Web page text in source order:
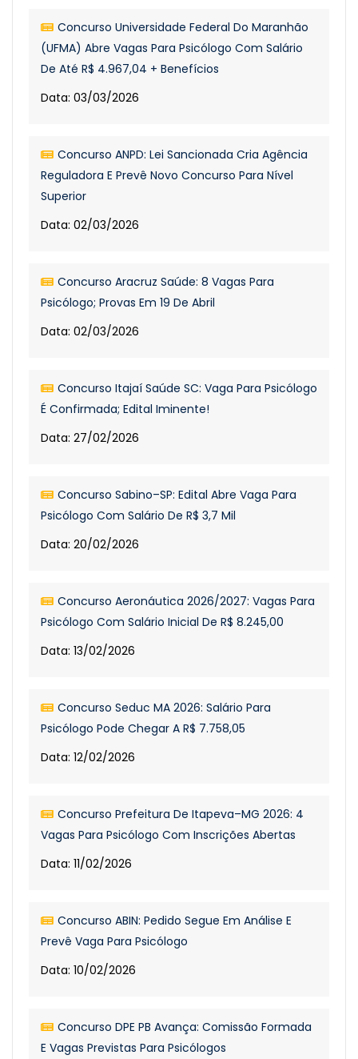
Concurso Universidade Federal Do Maranhão
(UFMA) Abre Vagas Para Psicólogo Com Salário
De Até R$ 4.967,04 + Benefícios
Data: 03/03/2026
Concurso ANPD: Lei Sancionada Cria Agência
Reguladora E Prevê Novo Concurso Para Nível
Superior
Data: 02/03/2026
Concurso Aracruz Saúde: 8 Vagas Para
Psicólogo; Provas Em 19 De Abril
Data: 02/03/2026
Concurso Itajaí Saúde SC: Vaga Para Psicólogo
É Confirmada; Edital Iminente!
Data: 27/02/2026
Concurso Sabino–SP: Edital Abre Vaga Para
Psicólogo Com Salário De R$ 3,7 Mil
Data: 20/02/2026
Concurso Aeronáutica 2026/2027: Vagas Para
Psicólogo Com Salário Inicial De R$ 8.245,00
Data: 13/02/2026
Concurso Seduc MA 2026: Salário Para
Psicólogo Pode Chegar A R$ 7.758,05
Data: 12/02/2026
Concurso Prefeitura De Itapeva–MG 2026: 4
Vagas Para Psicólogo Com Inscrições Abertas
Data: 11/02/2026
Concurso ABIN: Pedido Segue Em Análise E
Prevê Vaga Para Psicólogo
Data: 10/02/2026
Concurso DPE PB Avança: Comissão Formada
E Vagas Previstas Para Psicólogos